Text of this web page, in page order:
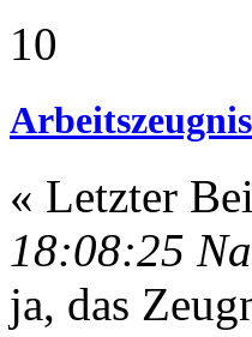
10
« Letzter
18:08:25
ja, das